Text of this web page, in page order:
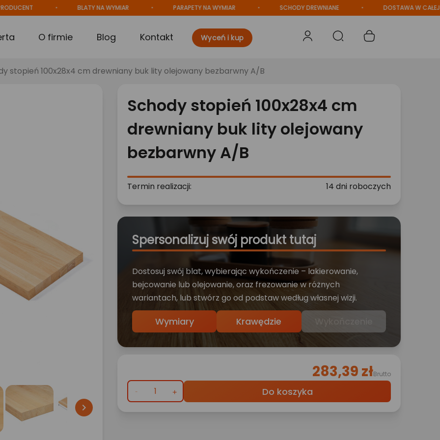
BLATY NA WYMIAR PARAPETY NA WYMIAR SCHODY DREWNIANE DOSTAWA W CAŁEJ
O firmie Blog Kontakt Wyceń i kup
stopień 100x28x4 cm drewniany buk lity olejowany bezbarwny A/B

Schody stopień 100x28x4 cm
drewniany buk lity olejowany
bezbarwny A/B
Termin realizacji: 14 dni roboczych
Spersonalizuj swój produkt tutaj
Dostosuj swój blat, wybierając wykończenie – lakierowanie,
bejcowanie lub olejowanie, oraz frezowanie w różnych
wariantach, lub stwórz go od podstaw według własnej wizji.
Wymiary Krawędzie
283,39 złBrutto
Do koszyka